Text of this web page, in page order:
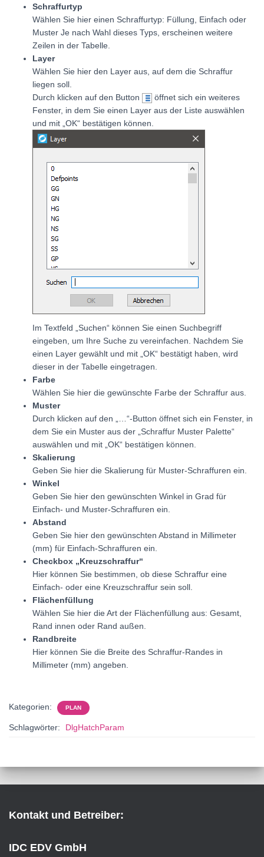
Schraffurtyp
Wählen Sie hier einen Schraffurtyp: Füllung, Einfach oder
Muster Je nach Wahl dieses Typs, erscheinen weitere
Zeilen in der Tabelle.
Layer
Wählen Sie hier den Layer aus, auf dem die Schraffur
liegen soll.
Durch klicken auf den Button
öffnet sich ein weiteres
Fenster, in dem Sie einen Layer aus der Liste auswählen
und mit „OK“ bestätigen können.
Im Textfeld „Suchen“ können Sie einen Suchbegriff
eingeben, um Ihre Suche zu vereinfachen. Nachdem Sie
einen Layer gewählt und mit „OK“ bestätigt haben, wird
dieser in der Tabelle eingetragen.
Farbe
Wählen Sie hier die gewünschte Farbe der Schraffur aus.
Muster
Durch klicken auf den „…“-Button öffnet sich ein Fenster, in
dem Sie ein Muster aus der „Schraffur Muster Palette“
auswählen und mit „OK“ bestätigen können.
Skalierung
Geben Sie hier die Skalierung für Muster-Schraffuren ein.
Winkel
Geben Sie hier den gewünschten Winkel in Grad für
Einfach- und Muster-Schraffuren ein.
Abstand
Geben Sie hier den gewünschten Abstand in Millimeter
(mm) für Einfach-Schraffuren ein.
Checkbox „Kreuzschraffur“
Hier können Sie bestimmen, ob diese Schraffur eine
Einfach- oder eine Kreuzschraffur sein soll.
Flächenfüllung
Wählen Sie hier die Art der Flächenfüllung aus: Gesamt,
Rand innen oder Rand außen.
Randbreite
Hier können Sie die Breite des Schraffur-Randes in
Millimeter (mm) angeben.
Kategorien: PLAN
Schlagwörter: DlgHatchParam
Kontakt und Betreiber:
IDC EDV GmbH